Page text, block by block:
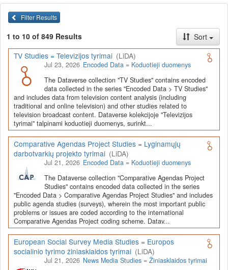
infrastruktūra, suteikianti prieigą prie daugiau nei 600 duomenų ir
tyrimų išteklių. Visi duomenų ir tyrimų ištekliai yra dokumentuoti
lietuvių ir anglų kalbomis pagal tarptautinius standartus. LiDA
įsikūręsKauno technologijos universiteto Duomenų analizės
ir archyvavimo (DAtA) centre( data.ktu.edu
Prieigai prie išteklių naudojama ši
visi ištekliai prieinami, nes 2020-2029 m. vykdomas perkėlimo iš
senosios infrastruktūros projektas). LiDA kuruoja įvairių tipų
išteklius ir jie publikuojami atskiruose kataloguose pagal tipą:
Apklausų duomenys ,Interviu duomenys,Agreguotieji duomenys
(įskaitant Istorinę statistiką),Tekstiniai duomenys
duomenys(įskaitant Žiniasklaidos tyrimus). Taip pat LiDA
talpinami didelių nacionalinių projektų duomenys (Didelių projektų
duomenys) ir Lietuvos aukštojo mokslo ir studijų bei Lietuvos
valstybės institucijų deponuoti socialinių ir humanitarinių mokslų
duomenų rinkiniai (Kitų institucijų duomenys). Norintiemsišmokti
šia talpykla, surasti ir parsisiųsti duomenis, siūlome
susipažinti suLiDA Dataverse talpyklos naudotojo vadovu.
Depozitoriai, kurie norėtų deponuoti savo duomenis į LiDA
Dataverse talpyklą, turėtų susipažinti su informacija
puslapyje.
Filter Results
1 to 10 of 849 Results
Sort
TV Studies = Televizijos tyrimai (LiDA)
Jul 23, 2026 Encoded Data = Koduotieji duomenys
The Dataverse collection "TV Studies" contains encoded
data collected in the series "Encoded Data > TV Studies"
and includes data from television content analysis (including
traditional and online television) and other studies related to
television broadcast content. Dataverse kolekcijoje "Televizijos
tyrimai" talpinami koduotieji duomenys, surinkt...
Comparative Agendas Project Studies = Lyginamųjų
darbotvarkių projekto tyrimai (LiDA)
Jul 21, 2026 Encoded Data = Koduotieji duomenys
The Dataverse collection "Comparative Agendas Project
Studies" contains encoded data collected in the series
"Encoded Data > Comparative Agendas Project Studies" and includes
public agenda studies (surveys), wherein the most important public
problems or issues are coded according to the international
Comparative Agendas Project coding scheme. Datav...
European Social Survey Media Studies = Europos
socialinio tyrimo žiniasklaidos tyrimai (LiDA)
Jul 21, 2026 News Media Studies = Žiniasklaidos tyrimai